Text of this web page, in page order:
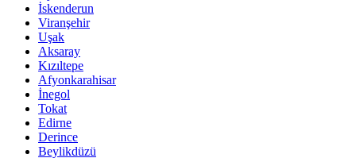
İskenderun
Viranşehir
Uşak
Aksaray
Kızıltepe
Afyonkarahisar
İnegol
Tokat
Edirne
Derince
Beylikdüzü